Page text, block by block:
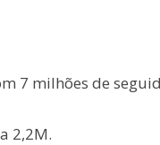
7 milhões de
2,2M.